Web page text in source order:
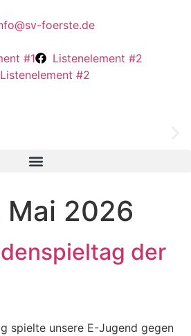
foerste.de
#1
Listenelement #2
Listenelement #2
Mai 2026
der
spielte unsere E-Jugend gegen